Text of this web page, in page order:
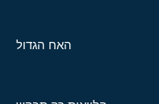
האח הגדול